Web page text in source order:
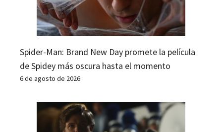
Spider-Man: Brand New Day promete la película
de Spidey más oscura hasta el momento
6 de agosto de 2026